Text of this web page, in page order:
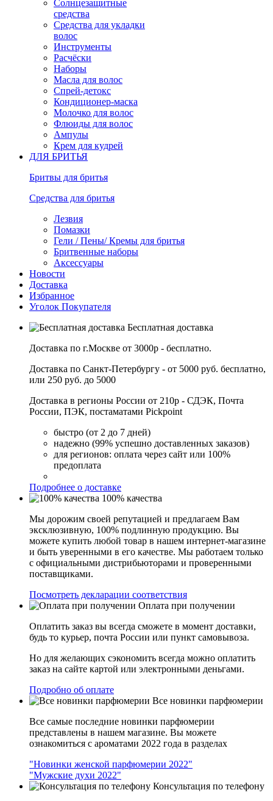
Солнцезащитные
средства
Средства для укладки
волос
Инструменты
Расчёски
Наборы
Масла для волос
Спрей-детокс
Кондиционер-маска
Молочко для волос
Флюиды для волос
Ампулы
Крем для кудрей
ДЛЯ БРИТЬЯ
Бритвы для бритья
Средства для бритья
Лезвия
Помазки
Гели / Пены/ Кремы для бритья
Бритвенные наборы
Аксессуары
Новости
Доставка
Избранное
Уголок Покупателя
Бесплатная доставка
Доставка по г.Москве от 3000р - бесплатно.
Доставка по Санкт-Петербургу - от 5000 руб. бесплатно,
или 250 руб. до 5000
Доставка в регионы России от 210р - СДЭК, Почта
России, ПЭК, постаматами Pickpoint
быстро (от 2 до 7 дней)
надежно (99% успешно доставленных заказов)
для регионов: оплата через сайт или 100%
предоплата
Подробнее о доставке
100% качества
Мы дорожим своей репутацией и предлагаем Вам
эксклюзивную, 100% подлинную продукцию. Вы
можете купить любой товар в нашем интернет-магазине
и быть уверенными в его качестве. Мы работаем только
с официальными дистрибьюторами и проверенными
поставщиками.
Посмотреть декларации соответствия
Оплата при получении
Оплатить заказ вы всегда сможете в момент доставки,
будь то курьер, почта России или пункт самовывоза.
Но для желающих сэкономить всегда можно оплатить
заказ на сайте картой или электронными деньгами.
Подробно об оплате
Все новинки парфюмерии
Все самые последние новинки парфюмерии
представлены в нашем магазине. Вы можете
ознакомиться с ароматами 2022 года в разделах
"Новинки женской парфюмерии 2022"
"Мужские духи 2022"
Консультация по телефону